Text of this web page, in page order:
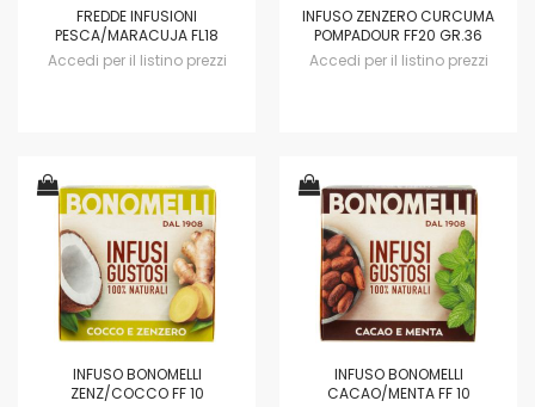
FREDDE INFUSIONI
PESCA/MARACUJA FL18
Accedi per il listino prezzi
INFUSO ZENZERO CURCUMA
POMPADOUR FF20 GR.36
Accedi per il listino prezzi
INFUSO BONOMELLI
ZENZ/COCCO FF 10
INFUSO BONOMELLI
CACAO/MENTA FF 10